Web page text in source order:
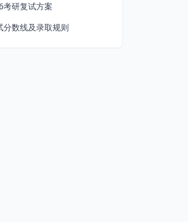
考研复试方案
数线及录取规则